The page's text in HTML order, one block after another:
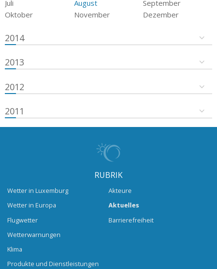
Juli
August
September
Oktober
November Dezember
2014
2013
2012
2011
RUBRIK
Wetter in Luxemburg
Wetter in Europa
Flugwetter
Wetterwarnungen
Klima
Produkte und Dienstleistungen
Akteure
Aktuelles
Barrierefreiheit